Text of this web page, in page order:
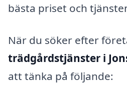
bästa priset och
När du söker efter
trädgårdstjänster i
att tänka på följande: